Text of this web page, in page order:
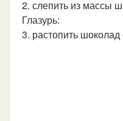
2. слепить из массы
Глазурь:
3. растопить